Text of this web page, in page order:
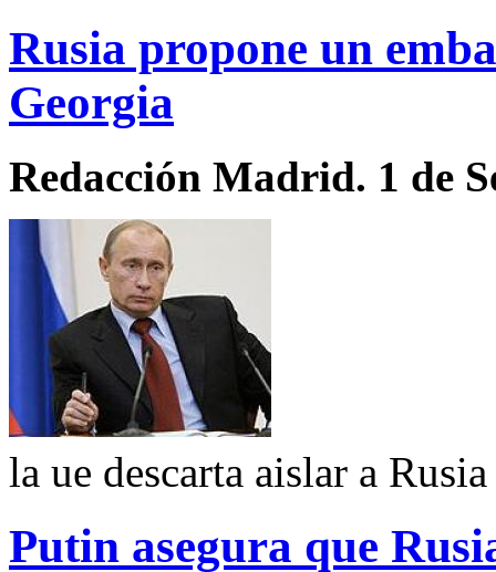
Rusia propone un
Georgia
Redacción Madrid. 1 de
la ue descarta aislar a Rusia
Putin asegura que